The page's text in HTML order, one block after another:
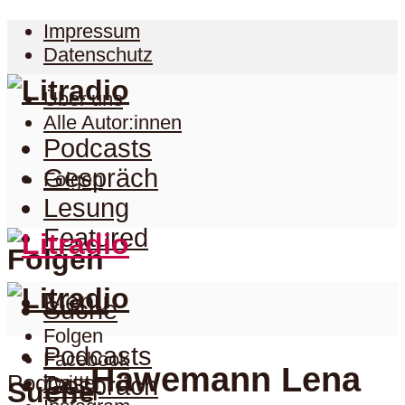
Impressum
Datenschutz
Über uns
Alle Autor:innen
Folgen
Folgen
Folgen
Facebook
Twitter
Podcasts
Gespräch
Lesung
Featured
Menu
Suche
Suche
Podcasts
Gespräch
PodcastHawemann Lena